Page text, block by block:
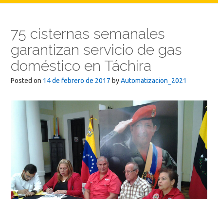
75 cisternas semanales
garantizan servicio de gas
doméstico en Táchira
Posted on 14 de febrero de 2017 byAutomatizacion_2021